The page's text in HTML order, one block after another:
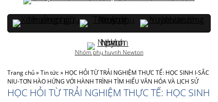
Trang chủ»Tin tức» HỌC HỎI TỪ TRẢI NGHIỆM THỰC TẾ: HỌC SINH I-SẮC
NIU-TƠN HÀO HỨNG VỚI HÀNH TRÌNH TÌM HIỂU VĂN HÓA VÀ LỊCH SỬ
HỌC HỎI TỪ TRẢI NGHIỆM THỰC TẾ: HỌC SINH
Nhóm phụ huynh Newton